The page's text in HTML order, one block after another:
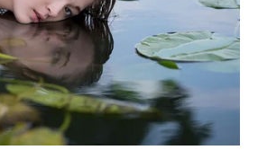
зелень подрібнюємо.
зручному посуді, щоб було легше
6% яблучний оцет і рослинне
кришкою, прибираємо в